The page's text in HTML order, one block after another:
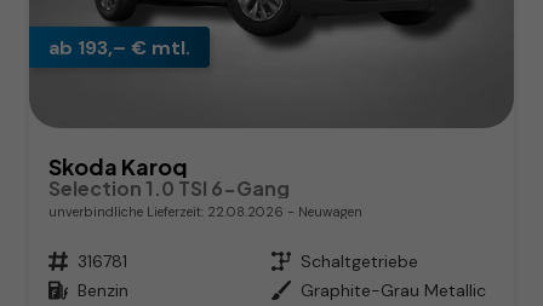
ab 193,– € mtl.
Skoda Karoq
Selection 1.0 TSI 6-Gang
unverbindliche Lieferzeit: 22.08.2026 Neuwagen
Fahrzeugnr. 316781 Getriebe Schaltgetriebe
Kraftstoff Benzin Außenfarbe Graphite-Grau Metallic